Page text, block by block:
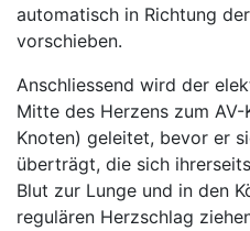
automatisch in Richtung
vorschieben.
Anschliessend wird der
Mitte des Herzens zum
Knoten) geleitet, bevor er
überträgt, die sich
Blut zur Lunge und in den
regulären Herzschlag